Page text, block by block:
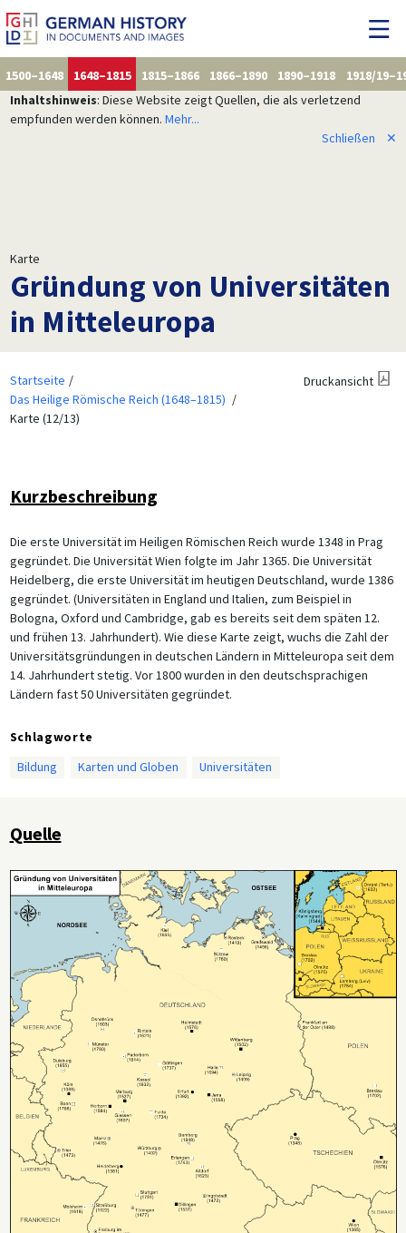
1500–1648 1648–1815 1815–1866 1866–1890 1890–1918
1918/
Inhaltshinweis: Diese Website zeigt Quellen, die als verletzend
empfunden werden können. Mehr...
Schließen
✕
Karte
Gründung von Universitäten
in Mitteleuropa
Startseite
Das Heilige Römische Reich (1648–1815)
Karte (12/13)
Druckansicht
Kurzbeschreibung
Die erste Universität im Heiligen Römischen Reich wurde 1348 in Prag
gegründet. Die Universität Wien folgte im Jahr 1365. Die Universität
Heidelberg, die erste Universität im heutigen Deutschland, wurde 1386
gegründet. (Universitäten in England und Italien, zum Beispiel in
Bologna, Oxford und Cambridge, gab es bereits seit dem späten 12.
und frühen 13. Jahrhundert). Wie diese Karte zeigt, wuchs die Zahl der
Universitätsgründungen in deutschen Ländern in Mitteleuropa seit dem
14. Jahrhundert stetig. Vor 1800 wurden in den deutschsprachigen
Ländern fast 50 Universitäten gegründet.
Schlagworte
Bildung
Karten und Globen Universitäten
Quelle